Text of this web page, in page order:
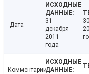
Дата
31
декабря
2011
года
Комментарии